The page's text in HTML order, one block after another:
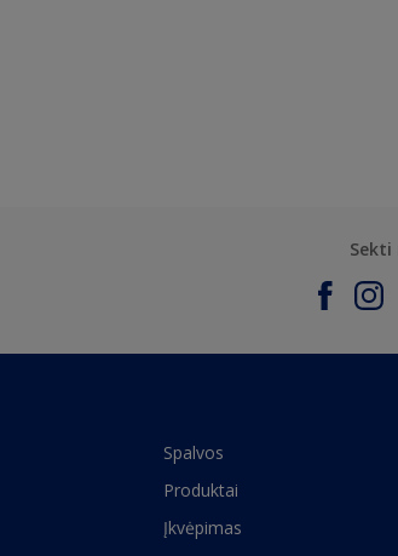
Sekti
Spalvos
Produktai
Įkvėpimas